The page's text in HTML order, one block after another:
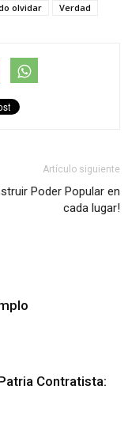
olvidar Verdad
Artículo siguiente
Poder Popular en
cada lugar!
Contratista: